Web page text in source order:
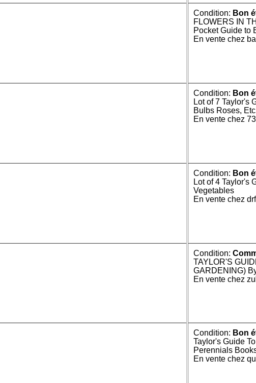
Condition: Bon
FLOWERS IN
Pocket Guide to
En vente chez
Condition: Bon
Lot of 7 Taylor's
Bulbs Roses,
En vente chez
Condition: Bon
Lot of 4 Taylor's
Vegetables
En vente chez
Condition:
TAYLOR'S
GARDENING)
En vente chez
Condition: Bon
Taylor's Guide
Perennials
En vente chez